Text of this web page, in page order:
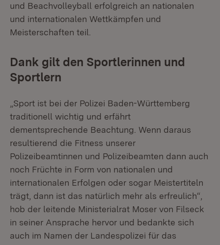
und Beachvolleyball erfolgreich an nationalen
und internationalen Wettkämpfen und
Meisterschaften teil.
Dank gilt den Sportlerinnen und
Sportlern
„Sport ist bei der Polizei Baden-Württemberg
traditionell wichtig und erfährt
dementsprechende Beachtung. Wenn daraus
resultierend die Fitness unserer
Polizeibeamtinnen und Polizeibeamten dann auch
noch Früchte in Form von nationalen und
internationalen Erfolgen oder sogar Meistertiteln
trägt, dann ist das natürlich mehr als erfreulich“,
hob der leitende Ministerialrat Moser von Filseck
in seiner Ansprache hervor und bedankte sich
auch im Namen der Landespolizei für das